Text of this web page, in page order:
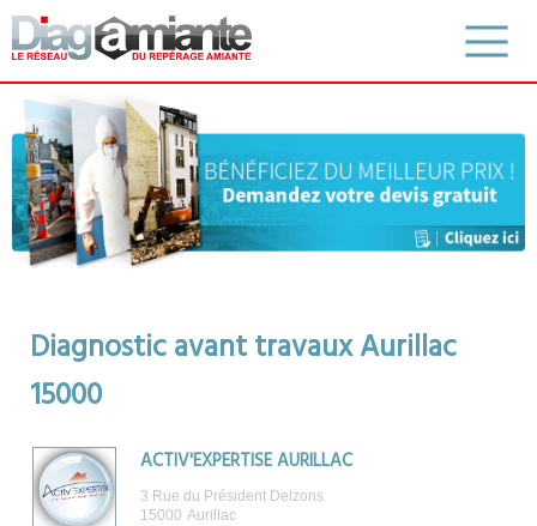
Diagnostic avant travaux Aurillac
15000
ACTIV'EXPERTISE AURILLAC
3 Rue du Président Delzons
15000 Aurillac